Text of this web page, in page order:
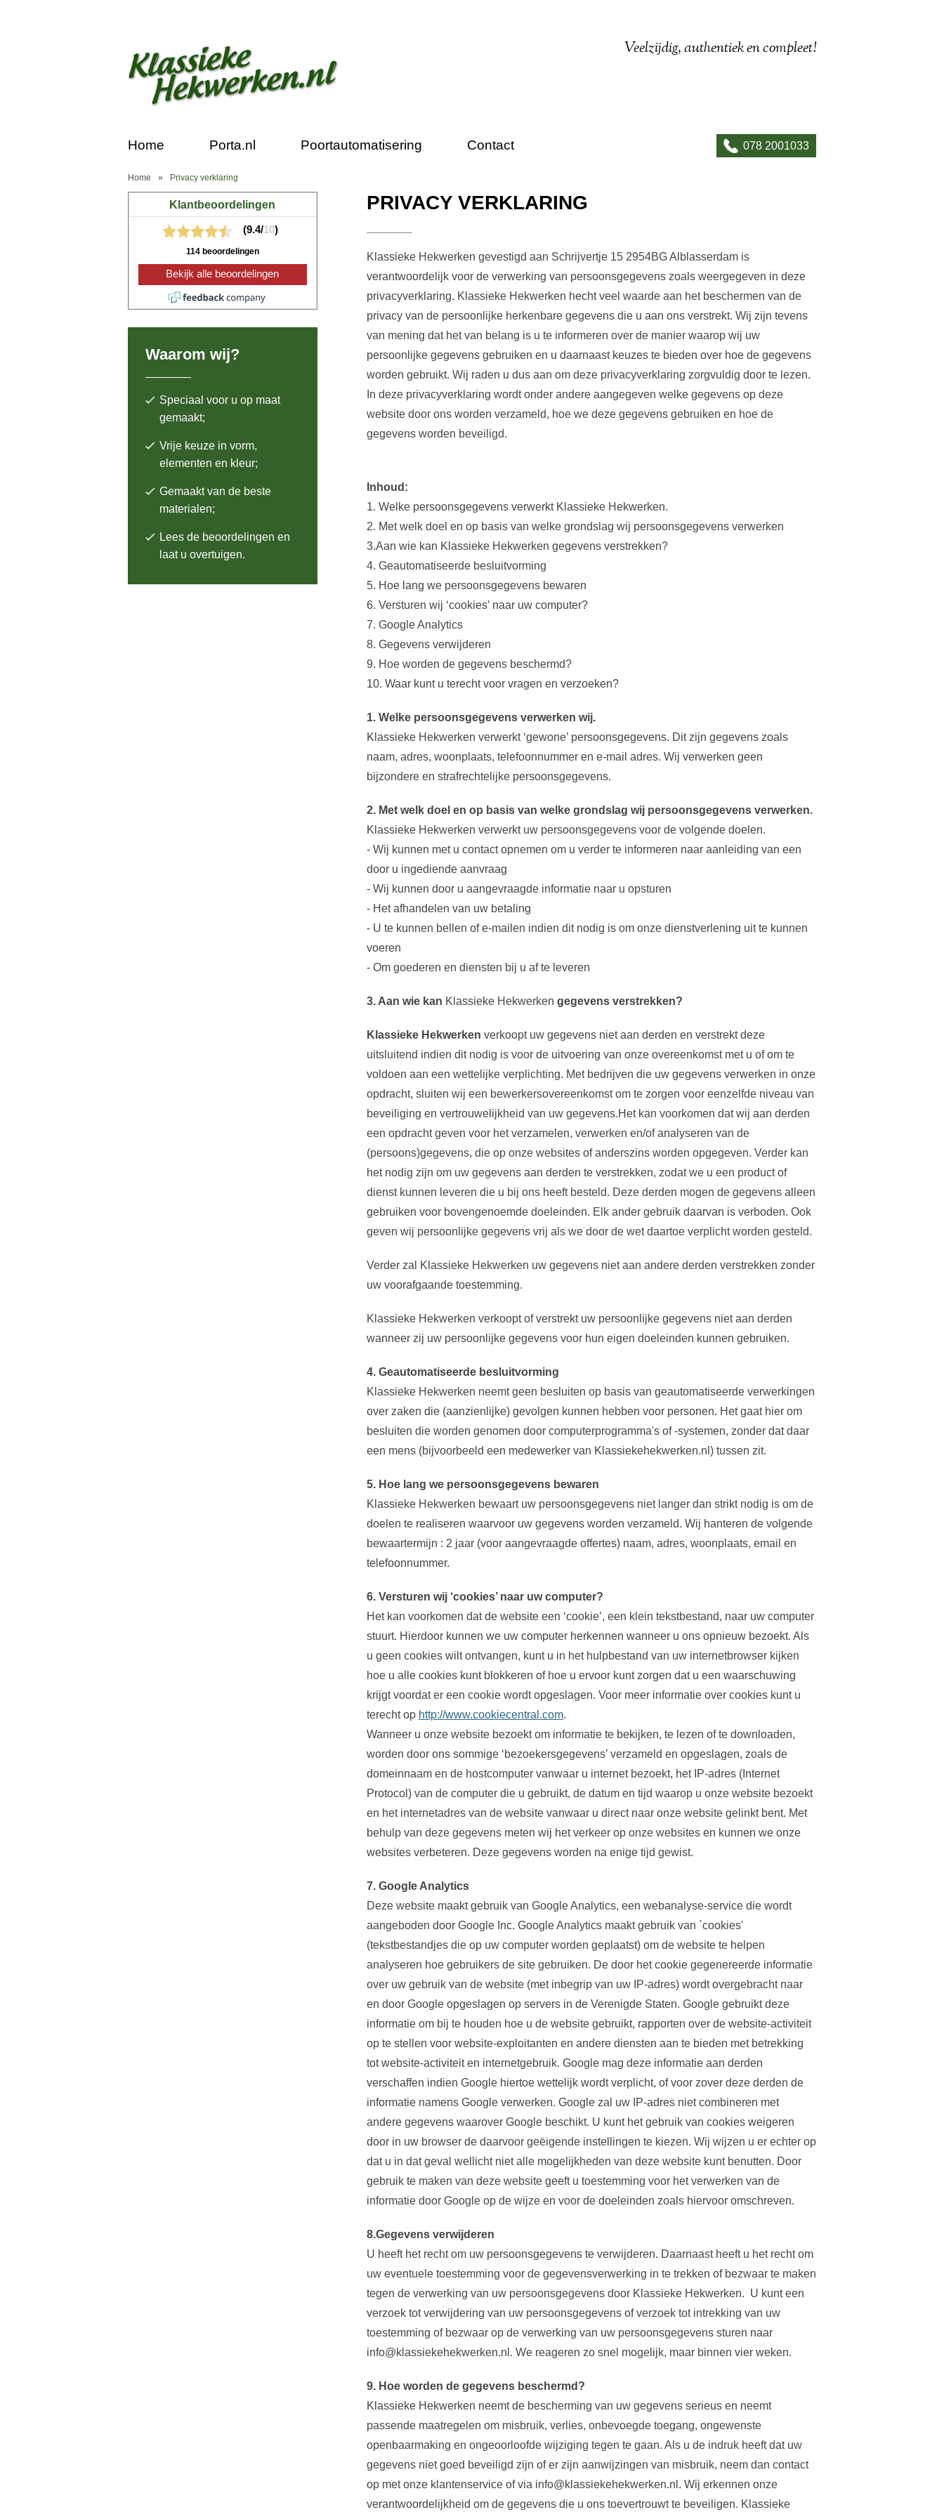
Veelzijdig, authentiek en compleet!
Home Porta.nl Poortautomatisering Contact 078 2001033
Home » Privacy verklaring
Klantbeoordelingen
(9.4/10)
114 beoordelingen
Bekijk alle beoordelingen
Waarom wij?
Speciaal voor u op maat
gemaakt;
Vrije keuze in vorm,
elementen en kleur;
Gemaakt van de beste
materialen;
Lees de beoordelingen en
laat u overtuigen.
PRIVACY VERKLARING
Klassieke Hekwerken gevestigd aan Schrijvertje 15 2954BG Alblasserdam is
verantwoordelijk voor de verwerking van persoonsgegevens zoals weergegeven in deze
privacyverklaring. Klassieke Hekwerken hecht veel waarde aan het beschermen van de
privacy van de persoonlijke herkenbare gegevens die u aan ons verstrekt. Wij zijn tevens
van mening dat het van belang is u te informeren over de manier waarop wij uw
persoonlijke gegevens gebruiken en u daarnaast keuzes te bieden over hoe de gegevens
worden gebruikt. Wij raden u dus aan om deze privacyverklaring zorgvuldig door te lezen.
In deze privacyverklaring wordt onder andere aangegeven welke gegevens op deze
website door ons worden verzameld, hoe we deze gegevens gebruiken en hoe de
gegevens worden beveiligd.
Inhoud:
1. Welke persoonsgegevens verwerkt Klassieke Hekwerken.
2. Met welk doel en op basis van welke grondslag wij persoonsgegevens verwerken
3.Aan wie kan Klassieke Hekwerken gegevens verstrekken?
4. Geautomatiseerde besluitvorming
5. Hoe lang we persoonsgegevens bewaren
6. Versturen wij ‘cookies’ naar uw computer?
7. Google Analytics
8. Gegevens verwijderen
9. Hoe worden de gegevens beschermd?
10. Waar kunt u terecht voor vragen en verzoeken?
1. Welke persoonsgegevens verwerken wij.
Klassieke Hekwerken verwerkt ‘gewone’ persoonsgegevens. Dit zijn gegevens zoals
naam, adres, woonplaats, telefoonnummer en e-mail adres. Wij verwerken geen
bijzondere en strafrechtelijke persoonsgegevens.
2. Met welk doel en op basis van welke grondslag wij persoonsgegevens verwerken.
Klassieke Hekwerken verwerkt uw persoonsgegevens voor de volgende doelen.
- Wij kunnen met u contact opnemen om u verder te informeren naar aanleiding van een
door u ingediende aanvraag
- Wij kunnen door u aangevraagde informatie naar u opsturen
- Het afhandelen van uw betaling
- U te kunnen bellen of e-mailen indien dit nodig is om onze dienstverlening uit te kunnen
voeren
- Om goederen en diensten bij u af te leveren
3. Aan wie kan Klassieke Hekwerken gegevens verstrekken?
Klassieke Hekwerken verkoopt uw gegevens niet aan derden en verstrekt deze
uitsluitend indien dit nodig is voor de uitvoering van onze overeenkomst met u of om te
voldoen aan een wettelijke verplichting. Met bedrijven die uw gegevens verwerken in onze
opdracht, sluiten wij een bewerkersovereenkomst om te zorgen voor eenzelfde niveau van
beveiliging en vertrouwelijkheid van uw gegevens.Het kan voorkomen dat wij aan derden
een opdracht geven voor het verzamelen, verwerken en/of analyseren van de
(persoons)gegevens, die op onze websites of anderszins worden opgegeven. Verder kan
het nodig zijn om uw gegevens aan derden te verstrekken, zodat we u een product of
dienst kunnen leveren die u bij ons heeft besteld. Deze derden mogen de gegevens alleen
gebruiken voor bovengenoemde doeleinden. Elk ander gebruik daarvan is verboden. Ook
geven wij persoonlijke gegevens vrij als we door de wet daartoe verplicht worden gesteld.
Verder zal Klassieke Hekwerken uw gegevens niet aan andere derden verstrekken zonder
uw voorafgaande toestemming.
Klassieke Hekwerken verkoopt of verstrekt uw persoonlijke gegevens niet aan derden
wanneer zij uw persoonlijke gegevens voor hun eigen doeleinden kunnen gebruiken.
4. Geautomatiseerde besluitvorming
Klassieke Hekwerken neemt geen besluiten op basis van geautomatiseerde verwerkingen
over zaken die (aanzienlijke) gevolgen kunnen hebben voor personen. Het gaat hier om
besluiten die worden genomen door computerprogramma's of -systemen, zonder dat daar
een mens (bijvoorbeeld een medewerker van Klassiekehekwerken.nl) tussen zit.
5. Hoe lang we persoonsgegevens bewaren
Klassieke Hekwerken bewaart uw persoonsgegevens niet langer dan strikt nodig is om de
doelen te realiseren waarvoor uw gegevens worden verzameld. Wij hanteren de volgende
bewaartermijn : 2 jaar (voor aangevraagde offertes) naam, adres, woonplaats, email en
telefoonnummer.
6. Versturen wij ‘cookies’ naar uw computer?
Het kan voorkomen dat de website een ‘cookie’, een klein tekstbestand, naar uw computer
stuurt. Hierdoor kunnen we uw computer herkennen wanneer u ons opnieuw bezoekt. Als
u geen cookies wilt ontvangen, kunt u in het hulpbestand van uw internetbrowser kijken
hoe u alle cookies kunt blokkeren of hoe u ervoor kunt zorgen dat u een waarschuwing
krijgt voordat er een cookie wordt opgeslagen. Voor meer informatie over cookies kunt u
terecht op http://www.cookiecentral.com.
Wanneer u onze website bezoekt om informatie te bekijken, te lezen of te downloaden,
worden door ons sommige ‘bezoekersgegevens’ verzameld en opgeslagen, zoals de
domeinnaam en de hostcomputer vanwaar u internet bezoekt, het IP-adres (Internet
Protocol) van de computer die u gebruikt, de datum en tijd waarop u onze website bezoekt
en het internetadres van de website vanwaar u direct naar onze website gelinkt bent. Met
behulp van deze gegevens meten wij het verkeer op onze websites en kunnen we onze
websites verbeteren. Deze gegevens worden na enige tijd gewist.
7. Google Analytics
Deze website maakt gebruik van Google Analytics, een webanalyse-service die wordt
aangeboden door Google Inc. Google Analytics maakt gebruik van `cookies'
(tekstbestandjes die op uw computer worden geplaatst) om de website te helpen
analyseren hoe gebruikers de site gebruiken. De door het cookie gegenereerde informatie
over uw gebruik van de website (met inbegrip van uw IP-adres) wordt overgebracht naar
en door Google opgeslagen op servers in de Verenigde Staten. Google gebruikt deze
informatie om bij te houden hoe u de website gebruikt, rapporten over de website-activiteit
op te stellen voor website-exploitanten en andere diensten aan te bieden met betrekking
tot website-activiteit en internetgebruik. Google mag deze informatie aan derden
verschaffen indien Google hiertoe wettelijk wordt verplicht, of voor zover deze derden de
informatie namens Google verwerken. Google zal uw IP-adres niet combineren met
andere gegevens waarover Google beschikt. U kunt het gebruik van cookies weigeren
door in uw browser de daarvoor geëigende instellingen te kiezen. Wij wijzen u er echter op
dat u in dat geval wellicht niet alle mogelijkheden van deze website kunt benutten. Door
gebruik te maken van deze website geeft u toestemming voor het verwerken van de
informatie door Google op de wijze en voor de doeleinden zoals hiervoor omschreven.
8.Gegevens verwijderen
U heeft het recht om uw persoonsgegevens te verwijderen. Daarnaast heeft u het recht om
uw eventuele toestemming voor de gegevensverwerking in te trekken of bezwaar te maken
tegen de verwerking van uw persoonsgegevens door Klassieke Hekwerken. U kunt een
verzoek tot verwijdering van uw persoonsgegevens of verzoek tot intrekking van uw
toestemming of bezwaar op de verwerking van uw persoonsgegevens sturen naar
info@klassiekehekwerken.nl. We reageren zo snel mogelijk, maar binnen vier weken.
9. Hoe worden de gegevens beschermd?
Klassieke Hekwerken neemt de bescherming van uw gegevens serieus en neemt
passende maatregelen om misbruik, verlies, onbevoegde toegang, ongewenste
openbaarmaking en ongeoorloofde wijziging tegen te gaan. Als u de indruk heeft dat uw
gegevens niet goed beveiligd zijn of er zijn aanwijzingen van misbruik, neem dan contact
op met onze klantenservice of via info@klassiekehekwerken.nl. Wij erkennen onze
verantwoordelijkheid om de gegevens die u ons toevertrouwt te beveiligen. Klassieke